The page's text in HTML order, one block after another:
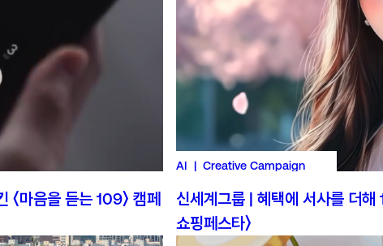
마음을 듣는 109〉 캠페
AI | Creative Campaign
신세계그룹 | 혜택에 서사를 더해
쇼핑페스타〉
사업자등록
T. 02-816-
F. 02-6499-